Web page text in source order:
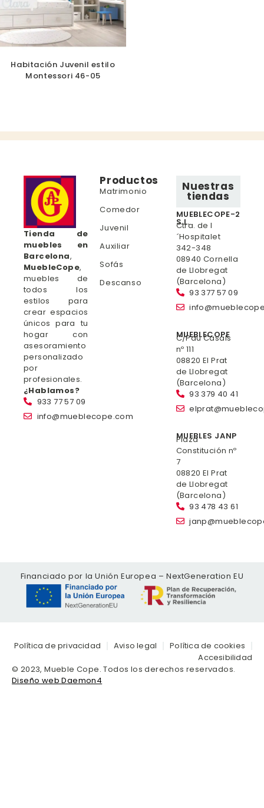
Habitación Juvenil estilo
Montessori 46-05
Tienda de
muebles en
Barcelona,
MuebleCope,
muebles de
todos los
estilos para
crear espacios
únicos para tu
hogar con
asesoramiento
personalizado
por
profesionales.
¿Hablamos?
933 77 57 09
info@mueblecope.com
Productos
Matrimonio
Comedor
Juvenil
Auxiliar
Sofás
Descanso
Nuestras
tiendas
MUEBLECOPE-2
S.L.
Ctra. de l
´Hospitalet
342-348
08940 Cornella
de Llobregat
(Barcelona)
93 377 57 09
MUEBLECOPE
C/Pau Casals
nº 111
08820 El Prat
de Llobregat
(Barcelona)
93 379 40 41
MUEBLES JANP
Plaza
Constitución nº
7
08820 El Prat
de Llobregat
(Barcelona)
93 478 43 61
Financiado por la Unión Europea – NextGeneration EU
© 2023, Mueble Cope. Todos los derechos reservados.
Diseño web Daemon4
Política de privacidad Aviso legal
Política de cookies
Accesibilidad